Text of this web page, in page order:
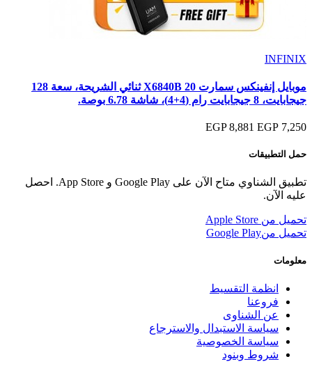
INFINIX
موبايل إنفينكس سمارت 20 X6840B ثنائي الشريحة، سعة 128
جيجابايت، ‏8 جيجابايت رام (4+4)، شاشة 6.78 بوصة.
7,250 EGP
8,881 EGP
حمل التطبيقات
تطبيق الشناوي متاح الآن على Google Play و App Store. احصل
عليه الآن.
تحميل من Apple Store
تحميل منGoogle Play
معلومات
انظمة التقسيط
فروعنا
عن الشناوى
سياسة الاستبدال والاسترجاع
سياسة الخصوصية
شروط وبنود